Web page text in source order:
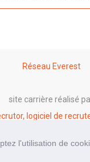
l'utilisation de
Réseau Everest
site carrière réalisé
logiciel de
Mentions légales